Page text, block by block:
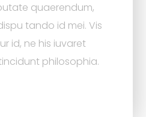
quaerendum,
tando id mei. Vis
id, ne his iuvaret
philosophia.